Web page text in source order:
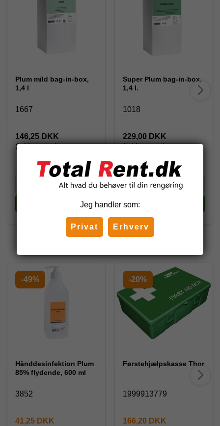
Plum mild bag-in-box,
1,4 l
1667
146,25 DKK
(inkl. moms)
Super Plum bag-in-box,
1,4 l.
1018
229,00 DKK
(inkl. moms)
-49%
Hånddesinfektion Plum
85% flydende, 600 ml
3852
41,25 DKK
-20%
Førstehjælpskasse Thor
1999913779
166,20 DKK
Jeg handler som:
Privat Erhverv